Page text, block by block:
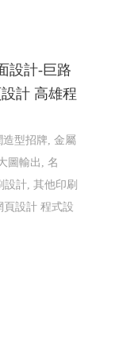
設計-巨路
計 高雄程
型招牌, 金屬
圖輸出, 名
計, 其他印刷
頁設計 程式設